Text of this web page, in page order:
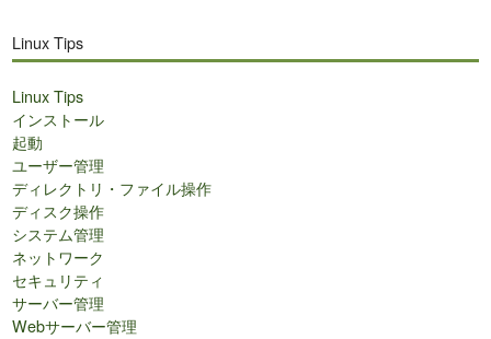
Linux Tips
Linux Tips
インストール
起動
ユーザー管理
ディレクトリ・ファイル操作
ディスク操作
システム管理
ネットワーク
セキュリティ
サーバー管理
Webサーバー管理